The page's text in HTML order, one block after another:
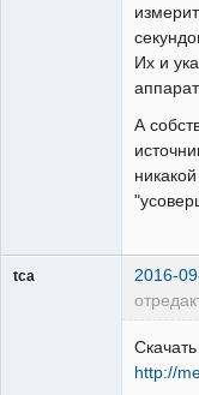
Их и
А
tca 2016-
http://